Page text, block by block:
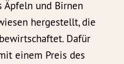
Äpfeln und Birnen
hergestellt, die
Dafür
einem Preis des